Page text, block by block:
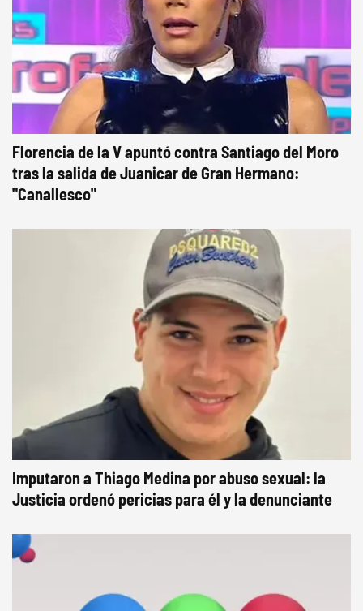
Florencia de la V apuntó contra Santiago del Moro
tras la salida de Juanicar de Gran Hermano:
"Canallesco"
Imputaron a Thiago Medina por abuso sexual: la
Justicia ordenó pericias para él y la denunciante